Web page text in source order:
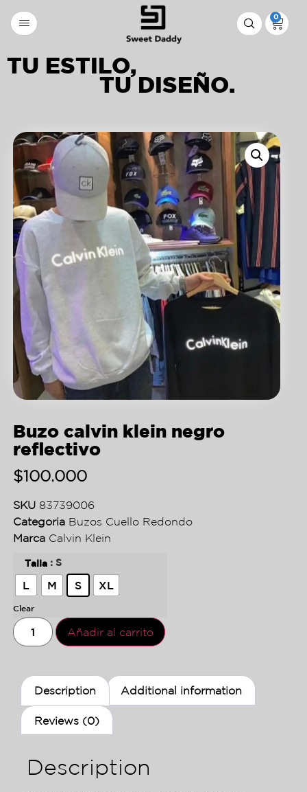
0
TU ESTILO,
TU DISEÑO.
Buzo calvin klein negro
reflectivo
$100.000
SKU 83739006
Categoria Buzos Cuello Redondo
Marca Calvin Klein
Talla : S
L M S XL
Clear
Añadir al carrito
Description Additional information
Reviews (0)
Description